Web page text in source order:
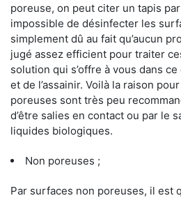
poreuse, on peut citer un tapis
impossible de désinfecter les
simplement dû au fait qu’aucun
jugé assez efficient pour traiter
solution qui s’offre à vous dans
et de l’assainir. Voilà la raison
poreuses sont très peu
d’être salies en contact ou par le
liquides biologiques.
Non poreuses ;
Par surfaces non poreuses, il est